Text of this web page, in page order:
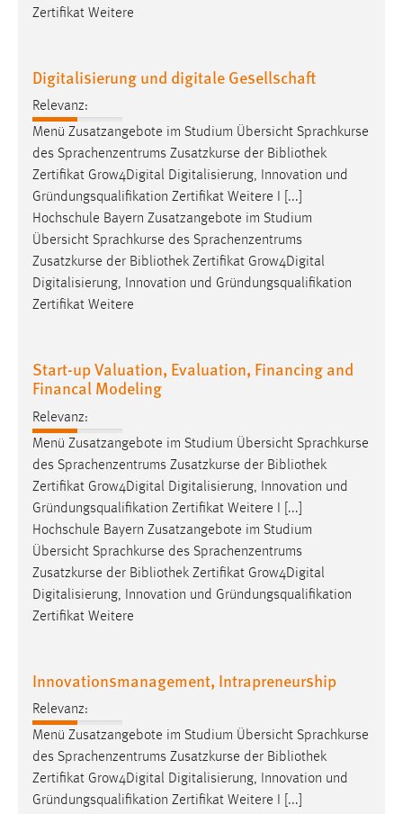
Zertifikat Weitere
Digitalisierung und digitale Gesellschaft
Relevanz:
Menü Zusatzangebote im Studium Übersicht Sprachkurse
des Sprachenzentrums Zusatzkurse der Bibliothek
Zertifikat Grow4Digital Digitalisierung, Innovation und
Gründungsqualifikation Zertifikat Weitere I [...]
Hochschule Bayern Zusatzangebote im Studium
Übersicht Sprachkurse des Sprachenzentrums
Zusatzkurse der Bibliothek Zertifikat Grow4Digital
Digitalisierung, Innovation und Gründungsqualifikation
Zertifikat Weitere
Start-up Valuation, Evaluation, Financing and
Financal Modeling
Relevanz:
Menü Zusatzangebote im Studium Übersicht Sprachkurse
des Sprachenzentrums Zusatzkurse der Bibliothek
Zertifikat Grow4Digital Digitalisierung, Innovation und
Gründungsqualifikation Zertifikat Weitere I [...]
Hochschule Bayern Zusatzangebote im Studium
Übersicht Sprachkurse des Sprachenzentrums
Zusatzkurse der Bibliothek Zertifikat Grow4Digital
Digitalisierung, Innovation und Gründungsqualifikation
Zertifikat Weitere
Innovationsmanagement, Intrapreneurship
Relevanz:
Menü Zusatzangebote im Studium Übersicht Sprachkurse
des Sprachenzentrums Zusatzkurse der Bibliothek
Zertifikat Grow4Digital Digitalisierung, Innovation und
Gründungsqualifikation Zertifikat Weitere I [...]